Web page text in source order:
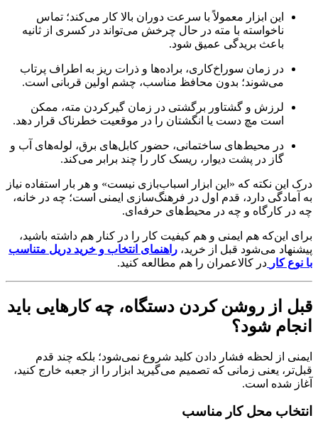
این ابزار معمولاً با سرعت دوران بالا کار می‌کند؛ تماس
ناخواسته با مته در حال چرخش می‌تواند در کسری از ثانیه
باعث بریدگی عمیق شود.
در زمان سوراخ‌کاری، براده‌ها و ذرات ریز به اطراف پرتاب
می‌شوند؛ بدون محافظ مناسب، چشم اولین قربانی است.
لرزش و گشتاور برگشتی در زمان گیرکردن مته، ممکن
است مچ دست یا انگشتان را در موقعیت خطرناک قرار دهد.
در محیط‌های ساختمانی، حضور کابل‌های برق، لوله‌های آب و
گاز در پشت دیوار، ریسک کار را چند برابر می‌کند.
درک این نکته که «این ابزار اسباب‌بازی نیست» و هر بار استفاده نیاز
به آمادگی دارد، قدم اول در فرهنگ‌سازی ایمنی است؛ چه در خانه،
چه در کارگاه و چه در محیط‌های حرفه‌ای.
برای این‌که هم ایمنی و هم کیفیت کار را در کنار هم داشته باشید،
پیشنهاد می‌شود قبل از خرید، راهنمای انتخاب و خرید دریل متناسب
با نوع کار در کالاعمران را هم مطالعه کنید.
قبل از روشن کردن دستگاه، چه کارهایی باید
انجام شود؟
ایمنی از لحظه فشار دادن کلید شروع نمی‌شود؛ بلکه چند قدم
قبل‌تر، یعنی زمانی که تصمیم می‌گیرید ابزار را از جعبه خارج کنید،
آغاز شده است.
انتخاب محل کار مناسب